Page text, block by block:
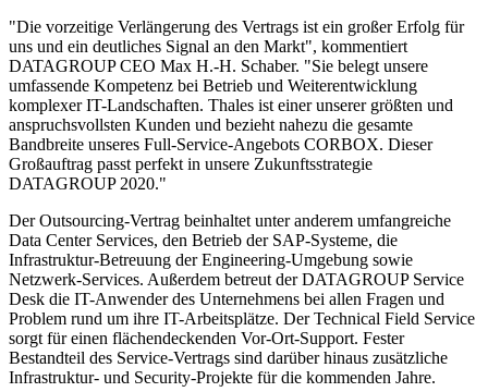
"Die vorzeitige Verlängerung des Vertrags ist ein großer Erfolg für
uns und ein deutliches Signal an den Markt", kommentiert
DATAGROUP CEO Max H.-H. Schaber. "Sie belegt unsere
umfassende Kompetenz bei Betrieb und Weiterentwicklung
komplexer IT-Landschaften. Thales ist einer unserer größten und
anspruchsvollsten Kunden und bezieht nahezu die gesamte
Bandbreite unseres Full-Service-Angebots CORBOX. Dieser
Großauftrag passt perfekt in unsere Zukunftsstrategie
DATAGROUP 2020."
Der Outsourcing-Vertrag beinhaltet unter anderem umfangreiche
Data Center Services, den Betrieb der SAP-Systeme, die
Infrastruktur-Betreuung der Engineering-Umgebung sowie
Netzwerk-Services. Außerdem betreut der DATAGROUP Service
Desk die IT-Anwender des Unternehmens bei allen Fragen und
Problem rund um ihre IT-Arbeitsplätze. Der Technical Field Service
sorgt für einen flächendeckenden Vor-Ort-Support. Fester
Bestandteil des Service-Vertrags sind darüber hinaus zusätzliche
Infrastruktur- und Security-Projekte für die kommenden Jahre.